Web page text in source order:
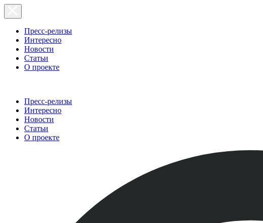
Пресс-релизы
Интересно
Новости
Статьи
О проекте
Пресс-релизы
Интересно
Новости
Статьи
О проекте